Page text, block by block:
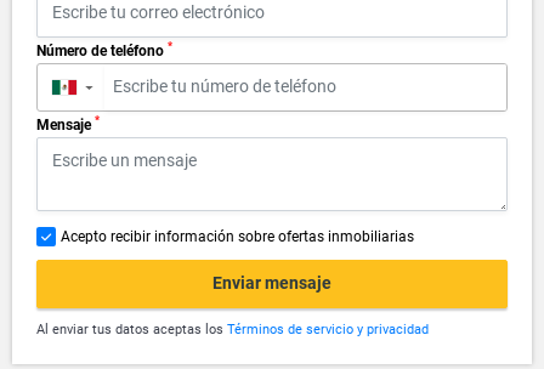
Número de teléfono *
▼
Mensaje *
Acepto recibir información sobre ofertas inmobiliarias
Enviar mensaje
Al enviar tus datos aceptas los Términos de servicio y privacidad